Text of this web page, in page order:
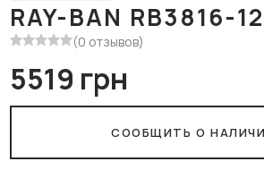
RAY-BAN RB3816-
(0 отзывов)
5519 грн
СООБЩИТЬ О